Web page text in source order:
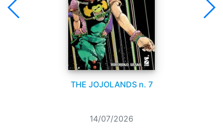
THE JOJOLANDS n. 7
14/07/2026